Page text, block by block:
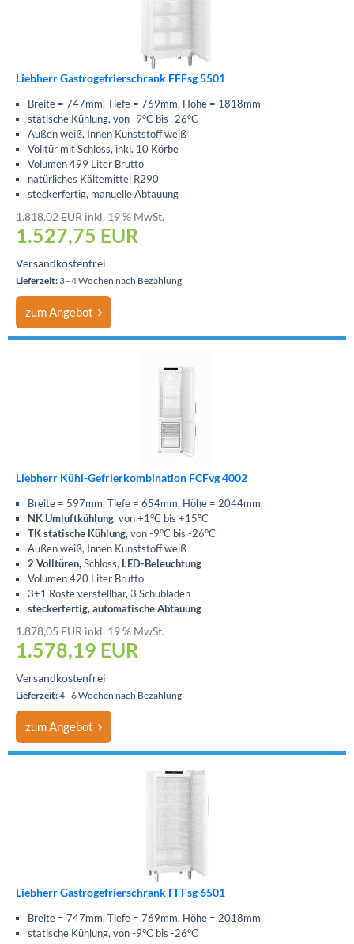
Liebherr Gastrogefrierschrank FFFsg 5501
Breite = 747mm, Tiefe = 769mm, Höhe = 1818mm
statische Kühlung, von -9°C bis -26°C
Außen weiß, Innen Kunststoff weiß
Volltür mit Schloss, inkl. 10 Körbe
Volumen 499 Liter Brutto
natürliches Kältemittel R290
steckerfertig, manuelle Abtauung
1.818,02 EUR inkl. 19 % MwSt.
1.527,75 EUR
Versandkostenfrei
Lieferzeit: 3 - 4 Wochen nach Bezahlung
zum Angebot
Liebherr Kühl-Gefrierkombination FCFvg 4002
Breite = 597mm, Tiefe = 654mm, Höhe = 2044mm
NK Umluftkühlung, von +1°C bis +15°C
TK statische Kühlung, von -9°C bis -26°C
Außen weiß, Innen Kunststoff weiß
2 Volltüren,Schloss, LED-Beleuchtung
Volumen 420 Liter Brutto
3+1 Roste verstellbar, 3 Schubladen
steckerfertig, automatische Abtauung
1.878,05 EUR inkl. 19 % MwSt.
1.578,19 EUR
Versandkostenfrei
Lieferzeit:4 - 6 Wochen nach Bezahlung
zum Angebot
Liebherr Gastrogefrierschrank FFFsg 6501
Breite = 747mm, Tiefe = 769mm, Höhe = 2018mm
statische Kühlung, von -9°C bis -26°C